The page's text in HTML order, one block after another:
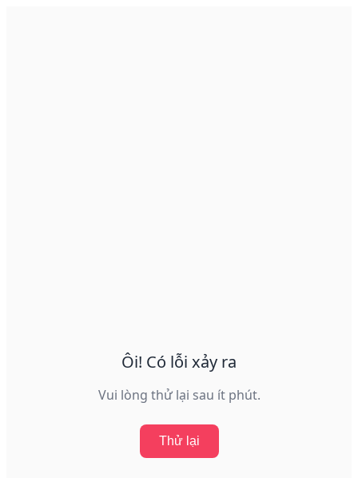
Ôi! Có lỗi xảy ra
Vui lòng thử lại sau ít phút.
Thử lại